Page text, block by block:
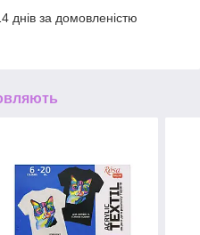
днів за домовленістю